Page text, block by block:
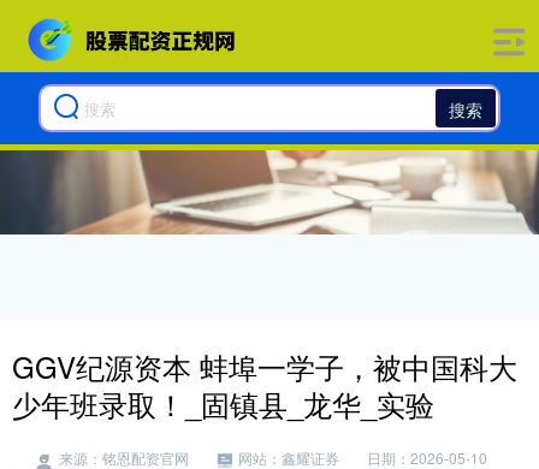
搜索
GGV纪源资本 蚌埠一学子，被中国科大
少年班录取！_固镇县_龙华_实验
来源：铭恩配资官网 网站：鑫耀证券
日期：2026-05-10